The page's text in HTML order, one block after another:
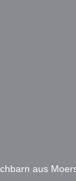
aus